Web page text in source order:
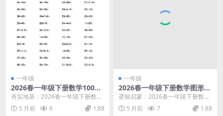
一年级
2026春一年级下册数学100以
内计算综合练习卷同步提分专
夯实地基：2026春一年级下册数学
100以内计算综合练习卷核心解析
大家好，我是...
5 月前 6 1.88
一年级
2026春一年级下册数学图形的
规律专项练习提分精华同步电
逻辑启蒙：2026春一年级下册数学
图形的规律专项练习核心解析 大家
好，我是学科星...
5 月前 7 1.88